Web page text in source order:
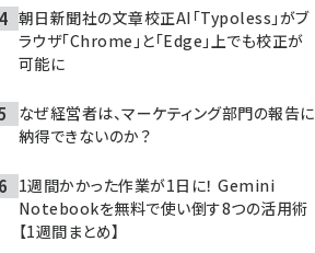
朝日新聞社の文章校正AI「Typoless」がブ
ラウザ「Chrome」と「Edge」上でも校正が
可能に
なぜ経営者は、マーケティング部門の報告に
納得できないのか？
1週間かかった作業が1日に！ Gemini
Notebookを無料で使い倒す8つの活用術
【1週間まとめ】